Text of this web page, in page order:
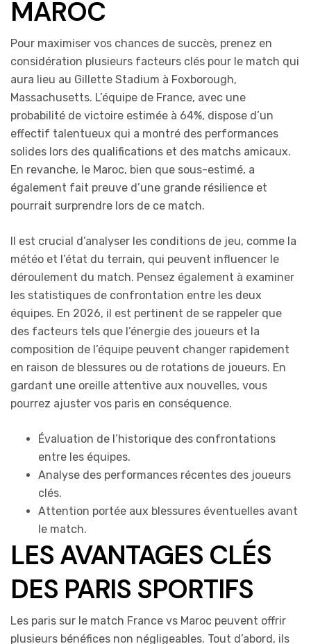
MAROC
Pour maximiser vos chances de succès, prenez en
considération plusieurs facteurs clés pour le match qui
aura lieu au Gillette Stadium à Foxborough,
Massachusetts. L’équipe de France, avec une
probabilité de victoire estimée à 64%, dispose d’un
effectif talentueux qui a montré des performances
solides lors des qualifications et des matchs amicaux.
En revanche, le Maroc, bien que sous-estimé, a
également fait preuve d’une grande résilience et
pourrait surprendre lors de ce match.
Il est crucial d’analyser les conditions de jeu, comme la
météo et l’état du terrain, qui peuvent influencer le
déroulement du match. Pensez également à examiner
les statistiques de confrontation entre les deux
équipes. En 2026, il est pertinent de se rappeler que
des facteurs tels que l’énergie des joueurs et la
composition de l’équipe peuvent changer rapidement
en raison de blessures ou de rotations de joueurs. En
gardant une oreille attentive aux nouvelles, vous
pourrez ajuster vos paris en conséquence.
Évaluation de l’historique des confrontations
entre les équipes.
Analyse des performances récentes des joueurs
clés.
Attention portée aux blessures éventuelles avant
le match.
LES AVANTAGES CLÉS
DES PARIS SPORTIFS
Les paris sur le match France vs Maroc peuvent offrir
plusieurs bénéfices non négligeables. Tout d’abord, ils